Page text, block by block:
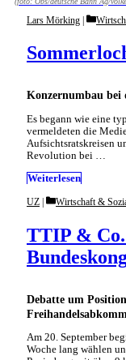
Konzernumbau bei
Lars Mörking
Es begann wie eine
vermeldeten die
Aufsichtsratskreisen
Revolution bei …
Weiterlesen
Debatte um
TTIP &
UZ Categories
Wirtschaft &
Am 20. September
Woche lang wählen